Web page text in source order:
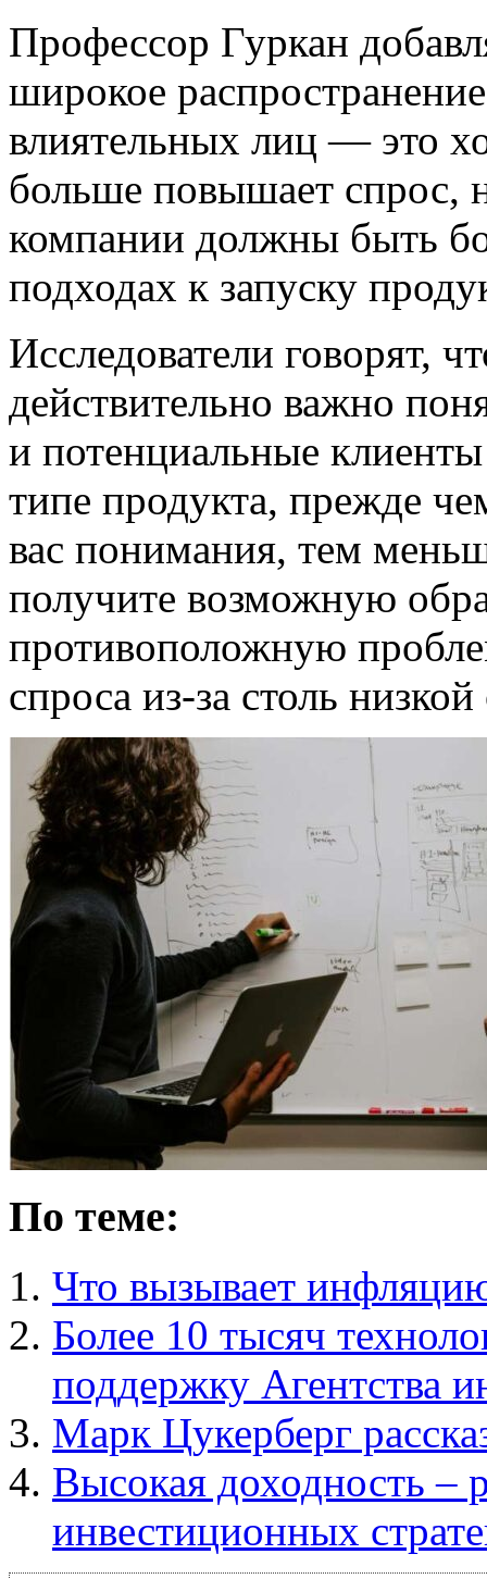
Профессор Гуркан
широкое
влиятельных лиц — это
больше повышает спрос,
компании должны быть
подходах к запуску
Исследователи говорят,
действительно важно
и потенциальные
типе продукта, прежде
вас понимания, тем
получите возможную
противоположную
спроса из-за столь
По теме:
Что вызывает
Более 10 тысяч
поддержку Агентства
Марк Цукерберг
Высокая доходность –
инвестиционных